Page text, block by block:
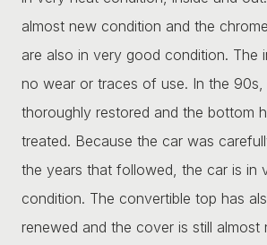
almost new condition and the
are also in very good condition. The
no wear or traces of use. In the
thoroughly restored and the bottom
treated. Because the car was
the years that followed, the car is in
condition. The convertible top has
renewed and the cover is still almost